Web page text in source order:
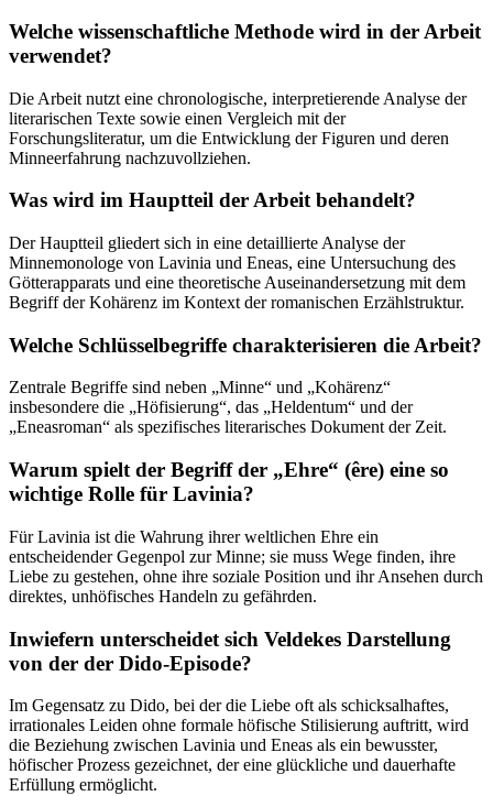
Welche wissenschaftliche Methode wird in der Arbeit
verwendet?
Die Arbeit nutzt eine chronologische, interpretierende Analyse der
literarischen Texte sowie einen Vergleich mit der
Forschungsliteratur, um die Entwicklung der Figuren und deren
Minneerfahrung nachzuvollziehen.
Was wird im Hauptteil der Arbeit behandelt?
Der Hauptteil gliedert sich in eine detaillierte Analyse der
Minnemonologe von Lavinia und Eneas, eine Untersuchung des
Götterapparats und eine theoretische Auseinandersetzung mit dem
Begriff der Kohärenz im Kontext der romanischen Erzählstruktur.
Welche Schlüsselbegriffe charakterisieren die Arbeit?
Zentrale Begriffe sind neben „Minne“ und „Kohärenz“
insbesondere die „Höfisierung“, das „Heldentum“ und der
„Eneasroman“ als spezifisches literarisches Dokument der Zeit.
Warum spielt der Begriff der „Ehre“ (êre) eine so
wichtige Rolle für Lavinia?
Für Lavinia ist die Wahrung ihrer weltlichen Ehre ein
entscheidender Gegenpol zur Minne; sie muss Wege finden, ihre
Liebe zu gestehen, ohne ihre soziale Position und ihr Ansehen durch
direktes, unhöfisches Handeln zu gefährden.
Inwiefern unterscheidet sich Veldekes Darstellung
von der der Dido-Episode?
Im Gegensatz zu Dido, bei der die Liebe oft als schicksalhaftes,
irrationales Leiden ohne formale höfische Stilisierung auftritt, wird
die Beziehung zwischen Lavinia und Eneas als ein bewusster,
höfischer Prozess gezeichnet, der eine glückliche und dauerhafte
Erfüllung ermöglicht.